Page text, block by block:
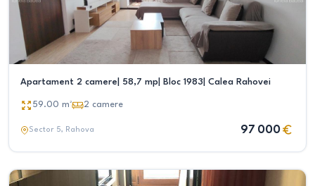
Apartament 2 camere| 58,7 mp| Bloc 1983| Calea Rahovei
59.00 m² 2 camere
Sector 5, Rahova 97 000